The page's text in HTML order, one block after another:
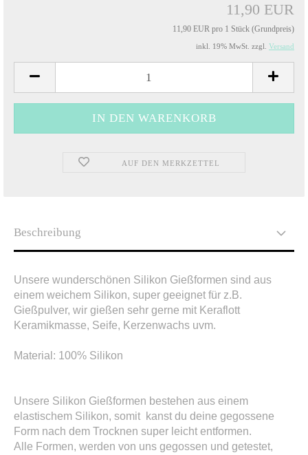
11,90 EUR
11,90 EUR pro 1 Stück (Grundpreis)
inkl. 19% MwSt. zzgl. Versand
AUF DEN MERKZETTEL
Beschreibung
Unsere wunderschönen Silikon Gießformen sind aus
einem weichem Silikon, super geeignet für z.B.
Gießpulver, wir gießen sehr gerne mit Keraflott
Keramikmasse, Seife, Kerzenwachs uvm.
Material: 100% Silikon
Unsere Silikon Gießformen bestehen aus einem
elastischem Silikon, somit kanst du deine gegossene
Form nach dem Trocknen super leicht entformen.
Alle Formen, werden von uns gegossen und getestet,